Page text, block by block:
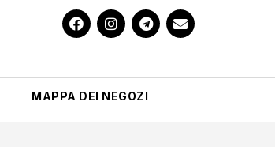
MAPPA DEI NEGOZI